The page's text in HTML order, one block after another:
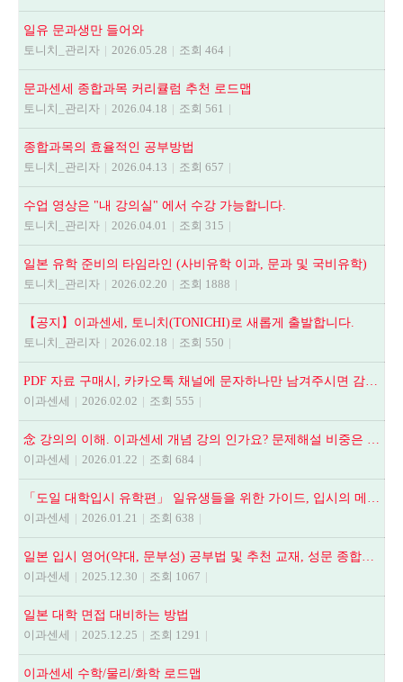
일유 문과생만 들어와
토니치_관리자 | 2026.05.28 | 조회 464 |
문과센세 종합과목 커리큘럼 추천 로드맵
토니치_관리자 | 2026.04.18 | 조회 561 |
종합과목의 효율적인 공부방법
토니치_관리자 | 2026.04.13 | 조회 657 |
수업 영상은 "내 강의실" 에서 수강 가능합니다.
토니치_관리자 | 2026.04.01 | 조회 315 |
일본 유학 준비의 타임라인 (사비유학 이과, 문과 및 국비유학)
토니치_관리자 | 2026.02.20 | 조회 1888 |
【공지】이과센세, 토니치(TONICHI)로 새롭게 출발합니다.
토니치_관리자 | 2026.02.18 | 조회 550 |
PDF 자료 구매시, 카카오톡 채널에 문자하나만 남겨주시면 감사하겠습니다.
이과센세
| 2026.02.02 | 조회 555 |
念 강의의 이해. 이과센세 개념 강의 인가요? 문제해설 비중은 어떻게 되나요? 등
이과센세
| 2026.01.22 | 조회 684 |
「도일 대학입시 유학편」 일유생들을 위한 가이드, 입시의 메뉴얼
이과센세
| 2026.01.21 | 조회 638 |
일본 입시 영어(약대, 문부성) 공부법 및 추천 교재, 성문 종합영어, NEXT STAGE, 全解說頻出英文法.語法問題1000
이과센세
| 2025.12.30 | 조회 1067 |
일본 대학 면접 대비하는 방법
이과센세
| 2025.12.25 | 조회 1291 |
이과센세 수학/물리/화학 로드맵